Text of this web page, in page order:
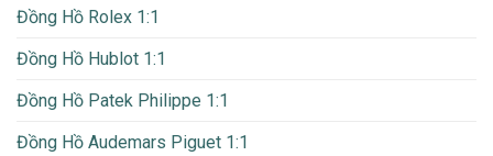
Đồng Hồ Rolex 1:1
Đồng Hồ Hublot 1:1
Đồng Hồ Patek Philippe 1:1
Đồng Hồ Audemars Piguet 1:1